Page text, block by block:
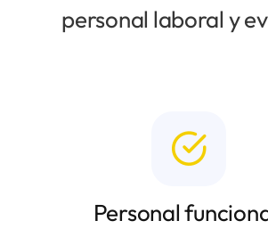
personal laboral y
Personal